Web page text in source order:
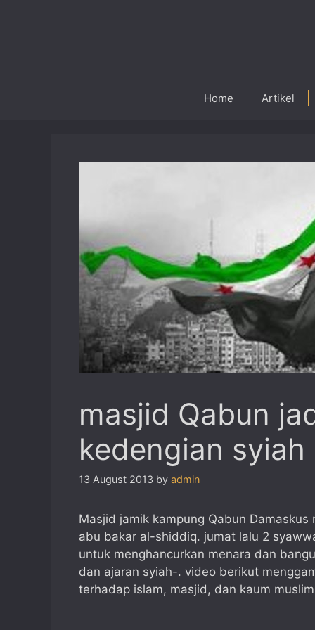
Home Artikel
masjid Qabun
kedengian
13 August 2013 by admin
Masjid jamik kampung Qabun
abu bakar al-shiddiq. jumat lalu 2
untuk menghancurkan menara dan
dan ajaran syiah-. video berikut
terhadap islam, masjid, dan kaum